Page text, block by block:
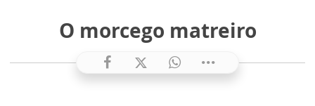
O morcego matreiro